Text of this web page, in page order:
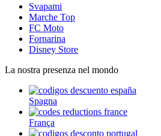
Svapami
Marche Top
FC Moto
Fornarina
Disney Store
La nostra presenza nel mondo
Spagna
França